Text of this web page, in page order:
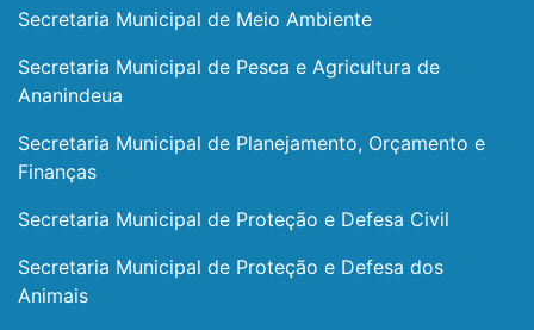
Secretaria Municipal de Meio Ambiente
Secretaria Municipal de Pesca e Agricultura de
Ananindeua
Secretaria Municipal de Planejamento, Orçamento e
Finanças
Secretaria Municipal de Proteção e Defesa Civil
Secretaria Municipal de Proteção e Defesa dos
Animais